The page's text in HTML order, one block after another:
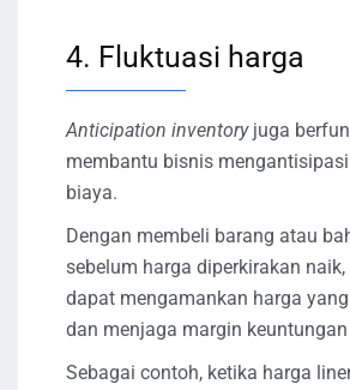
4. Fluktuasi harga
Anticipation inventoryjuga
membantu bisnis
biaya.
Dengan membeli barang atau
sebelum harga diperkirakan
dapat mengamankan harga
dan menjaga margin keuntungan
Sebagai contoh, ketika harga